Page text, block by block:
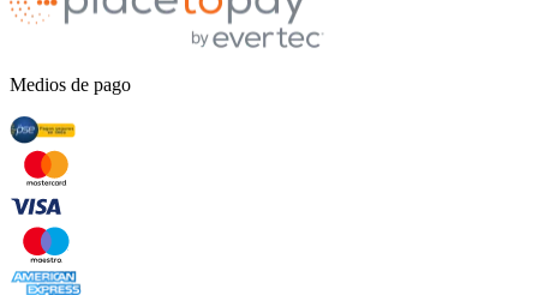
Medios de pago